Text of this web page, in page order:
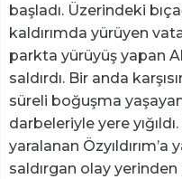
başladı. Üzerindeki
kaldırımda yürüyen
parkta yürüyüş yapan
saldırdı. Bir anda
süreli boğuşma yaşayan
darbeleriyle yere
yaralanan Özyıldırım’a
saldırgan olay